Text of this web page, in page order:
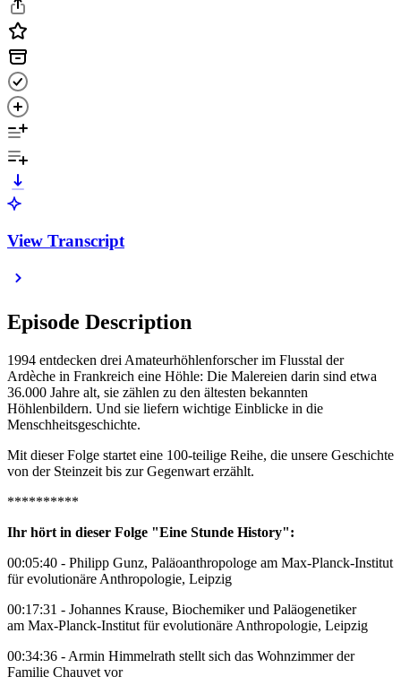
View Transcript
Episode Description
1994 entdecken drei Amateurhöhlenforscher im Flusstal der
Ardèche in Frankreich eine Höhle: Die Malereien darin sind etwa
36.000 Jahre alt, sie zählen zu den ältesten bekannten
Höhlenbildern. Und sie liefern wichtige Einblicke in die
Menschheitsgeschichte.
Mit dieser Folge startet eine 100-teilige Reihe, die unsere Geschichte
von der Steinzeit bis zur Gegenwart erzählt.
**********
Ihr hört in dieser Folge "Eine Stunde History":
00:05:40 - Philipp Gunz, Paläoanthropologe am Max-Planck-Institut
für evolutionäre Anthropologie, Leipzig
00:17:31 - Johannes Krause, Biochemiker und Paläogenetiker
am Max-Planck-Institut für evolutionäre Anthropologie, Leipzig
00:34:36 - Armin Himmelrath stellt sich das Wohnzimmer der
Familie Chauvet vor